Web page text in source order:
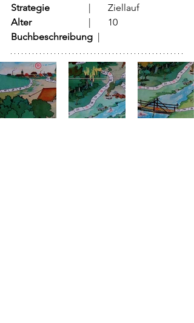
Strategie
Alter
			  |	10
Buchbeschreibung